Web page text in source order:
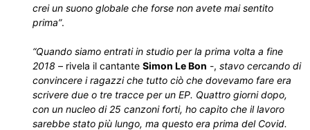
crei un suono globale che forse non avete mai sentito
prima”.
“Quando siamo entrati in studio per la prima volta a fine
2018 – rivela il cantante Simon Le Bon -, stavo cercando di
convincere i ragazzi che tutto ciò che dovevamo fare era
scrivere due o tre tracce per un EP. Quattro giorni dopo,
con un nucleo di 25 canzoni forti, ho capito che il lavoro
sarebbe stato più lungo, ma questo era prima del Covid.